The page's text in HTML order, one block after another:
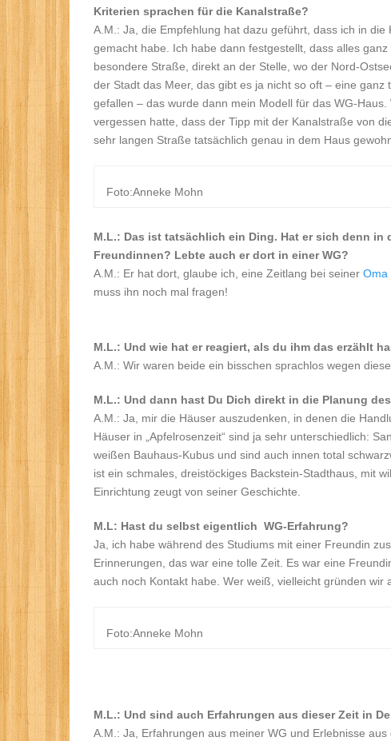
Kriterien sprachen für die Kanalstraße?
A.M.: Ja, die Empfehlung hat dazu geführt, dass ich in
gemacht habe. Ich habe dann festgestellt, dass alles
besondere Straße, direkt an der Stelle, wo der Nord-
der Stadt das Meer, das gibt es ja nicht so oft – eine
gefallen – das wurde dann mein Modell für das WG-
vergessen hatte, dass der Tipp mit der Kanalstraße von
sehr langen Straße tatsächlich genau in dem Haus
Foto:Anneke Mohn
M.L.: Das ist tatsächlich ein Ding. Hat er sich denn
Freundinnen? Lebte auch er dort in einer WG?
A.M.: Er hat dort, glaube ich, eine Zeitlang bei seiner Oma
muss ihn noch mal fragen!
M.L.: Und wie hat er reagiert, als du ihm das erzählt
A.M.: Wir waren beide ein bisschen sprachlos wegen
M.L.: Und dann hast Du Dich direkt in die Planung
A.M.: Ja, mir die Häuser auszudenken, in denen die
Häuser in „Apfelrosenzeit“ sind ja sehr unterschiedlich:
weißen Bauhaus-Kubus und sind auch innen total
ist ein schmales, dreistöckiges Backstein-Stadthaus, mit
Einrichtung zeugt von seiner Geschichte.
M.L: Hast du selbst eigentlich WG-Erfahrung?
Ja, ich habe während des Studiums mit einer Freundin
Erinnerungen, das war eine tolle Zeit. Es war eine
auch noch Kontakt habe. Wer weiß, vielleicht gründen wir
Foto:Anneke Mohn
M.L.: Und sind auch Erfahrungen aus dieser Zeit in
A.M.: Ja, Erfahrungen aus meiner WG und Erlebnisse